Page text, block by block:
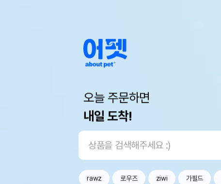
오늘 주문하면
내일 도착!
rawz 로우즈 ziwi 가필드